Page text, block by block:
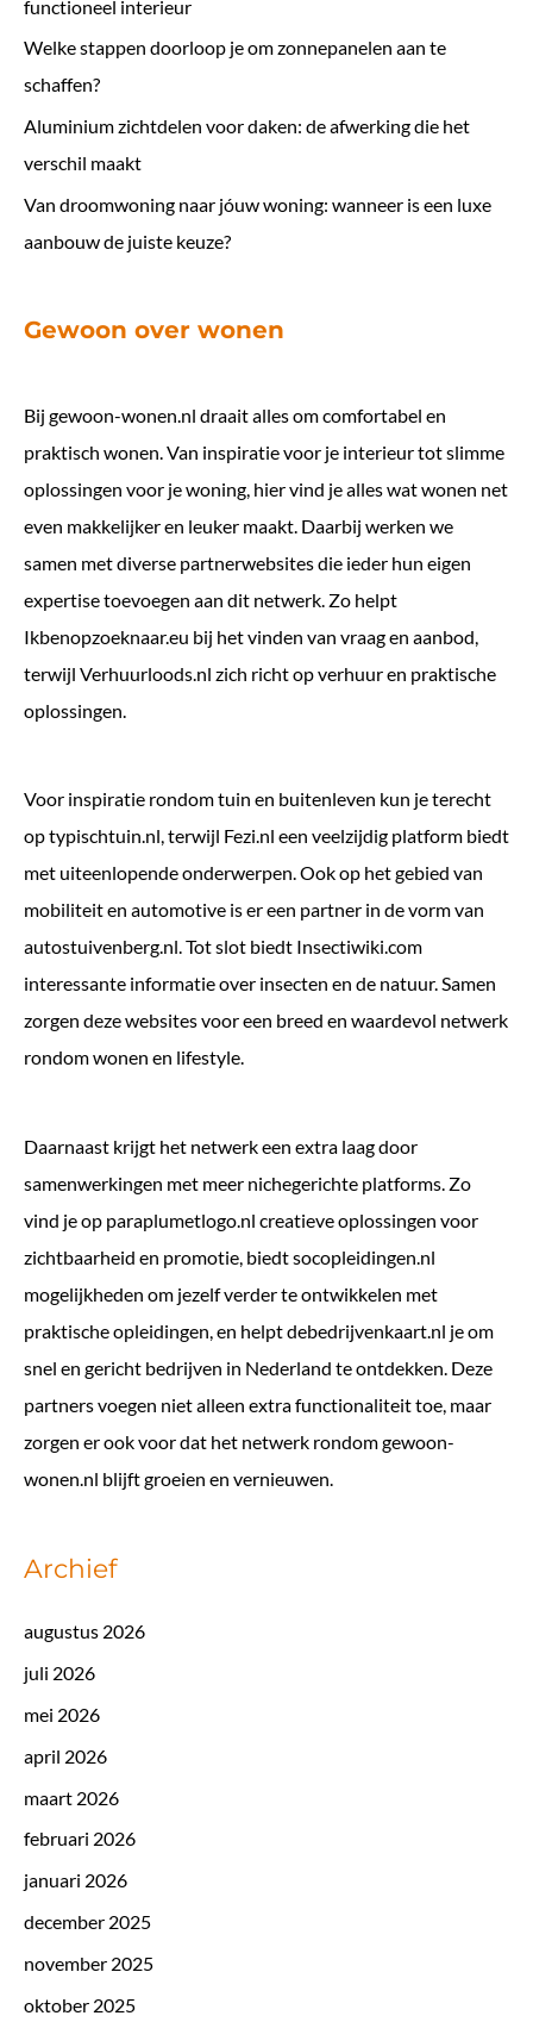
functioneel interieur
Welke stappen doorloop je om zonnepanelen aan te
schaffen?
Aluminium zichtdelen voor daken: de afwerking die het
verschil maakt
Van droomwoning naar jóuw woning: wanneer is een luxe
aanbouw de juiste keuze?
Gewoon over wonen
Bij gewoon-wonen.nl draait alles om comfortabel en
praktisch wonen. Van inspiratie voor je interieur tot slimme
oplossingen voor je woning, hier vind je alles wat wonen net
even makkelijker en leuker maakt. Daarbij werken we
samen met diverse partnerwebsites die ieder hun eigen
expertise toevoegen aan dit netwerk. Zo helpt
Ikbenopzoeknaar.eu bij het vinden van vraag en aanbod,
terwijl Verhuurloods.nl zich richt op verhuur en praktische
oplossingen.
Voor inspiratie rondom tuin en buitenleven kun je terecht
optypischtuin.nl, terwijl Fezi.nl een veelzijdig platform biedt
met uiteenlopende onderwerpen. Ook op het gebied van
mobiliteit en automotive is er een partner in de vorm van
autostuivenberg.nl. Tot slot biedt Insectiwiki.com
interessante informatie over insecten en de natuur. Samen
zorgen deze websites voor een breed en waardevol netwerk
rondom wonen en lifestyle.
Daarnaast krijgt het netwerk een extra laag door
samenwerkingen met meer nichegerichte platforms. Zo
vind je op paraplumetlogo.nl creatieve oplossingen voor
zichtbaarheid en promotie, biedtsocopleidingen.nl
mogelijkheden om jezelf verder te ontwikkelen met
praktische opleidingen, en helptdebedrijvenkaart.nl je om
snel en gericht bedrijven in Nederland te ontdekken. Deze
partners voegen niet alleen extra functionaliteit toe, maar
zorgen er ook voor dat het netwerk rondom gewoon-
wonen.nl blijft groeien en vernieuwen.
Archief
augustus 2026
juli 2026
mei 2026
april 2026
maart 2026
februari 2026
januari 2026
december 2025
november 2025
oktober 2025